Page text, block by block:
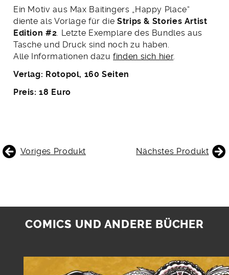
Ein Motiv aus Max Baitingers „Happy Place“
diente als Vorlage für dieStrips & Stories Artist
Edition #2. Letzte Exemplare des Bundles aus
Tasche und Druck sind noch zu haben.
Alle Informationen dazufinden sich hier.
Verlag: Rotopol, 160 Seiten
Preis: 18 Euro
BEITRAGSNAVIGATION
Voriges Produkt Nächstes Produkt
COMICS UND ANDERE BÜCHER